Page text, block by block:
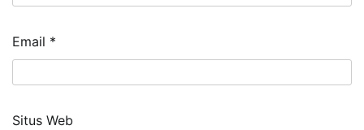
Email *
Situs Web